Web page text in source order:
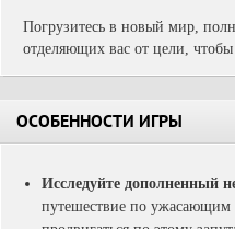
Погрузитесь в новый мир,
отделяющих вас от цели,
ОСОБЕННОСТИ ИГРЫ
Исследуйте дополненный
путешествие по